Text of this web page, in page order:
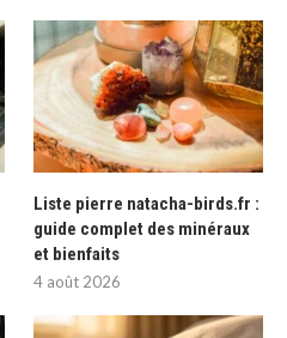
Liste pierre natacha-birds.fr :
guide complet des minéraux
et bienfaits
4 août 2026